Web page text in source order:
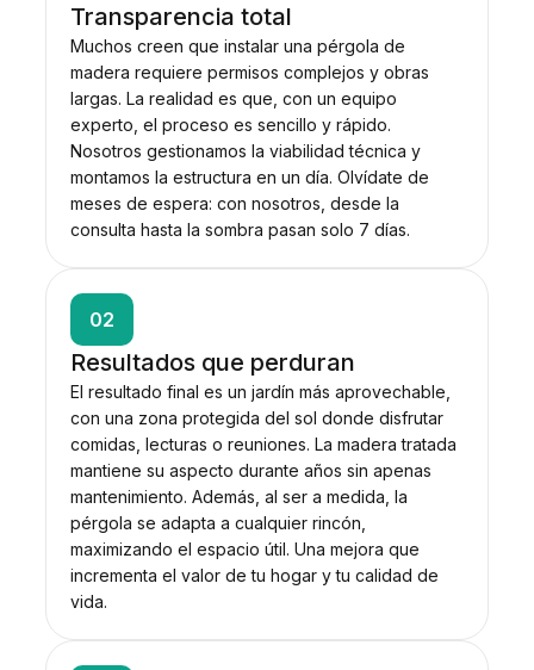
Transparencia total
Muchos creen que instalar una pérgola de
madera requiere permisos complejos y obras
largas. La realidad es que, con un equipo
experto, el proceso es sencillo y rápido.
Nosotros gestionamos la viabilidad técnica y
montamos la estructura en un día. Olvídate de
meses de espera: con nosotros, desde la
consulta hasta la sombra pasan solo 7 días.
02
Resultados que perduran
El resultado final es un jardín más aprovechable,
con una zona protegida del sol donde disfrutar
comidas, lecturas o reuniones. La madera tratada
mantiene su aspecto durante años sin apenas
mantenimiento. Además, al ser a medida, la
pérgola se adapta a cualquier rincón,
maximizando el espacio útil. Una mejora que
incrementa el valor de tu hogar y tu calidad de
vida.